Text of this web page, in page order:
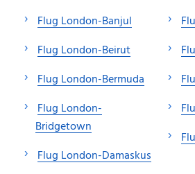
Flug London-Banjul
Flug London-Beirut
Flug London-Bermuda
Flug London-
Bridgetown
Flug London-Damaskus